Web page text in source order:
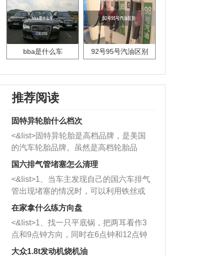
bba是什么车 92号95号汽油区别
推荐阅读
固特异轮胎什么档次
<&list>固特异轮胎是高档品牌，是美国
的汽车轮胎品牌。虽然是高档轮胎品
牌，但是中高低端的轮胎都有生产，这
也是为了更好的开拓市场。
国六排气管堵塞怎么清理
<&list>1、当车主发现自己的国六车排气
管出现堵塞的情况时，可以利用铁丝或
者是细棍，直接将杂物给取出来，如果
堵塞情况比较严重，也可以采取应急措
施。 <&list>2、直接利用木棍将所有的
杂物推到排气管里面的位置处，然后将
三元催化器拆解开，就可以将堵塞的东
在家拿什么练方向盘
<&list>1、找一只平底锅，把两耳看作3
点和9点钟方向，同时在6点钟和12点钟
方向做一个标记。 <&list>2、双手握住
大众1.8t发动机烧机油